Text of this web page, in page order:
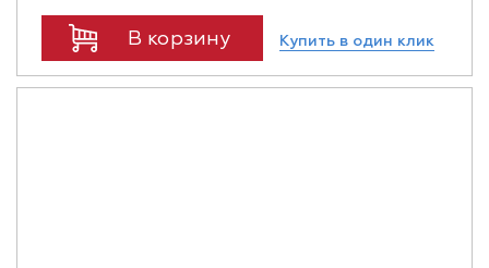
В корзину Купить в один клик